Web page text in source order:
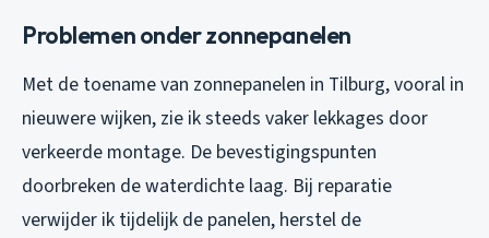
Problemen onder zonnepanelen
Met de toename van zonnepanelen in Tilburg, vooral in
nieuwere wijken, zie ik steeds vaker lekkages door
verkeerde montage. De bevestigingspunten
doorbreken de waterdichte laag. Bij reparatie
verwijder ik tijdelijk de panelen, herstel de